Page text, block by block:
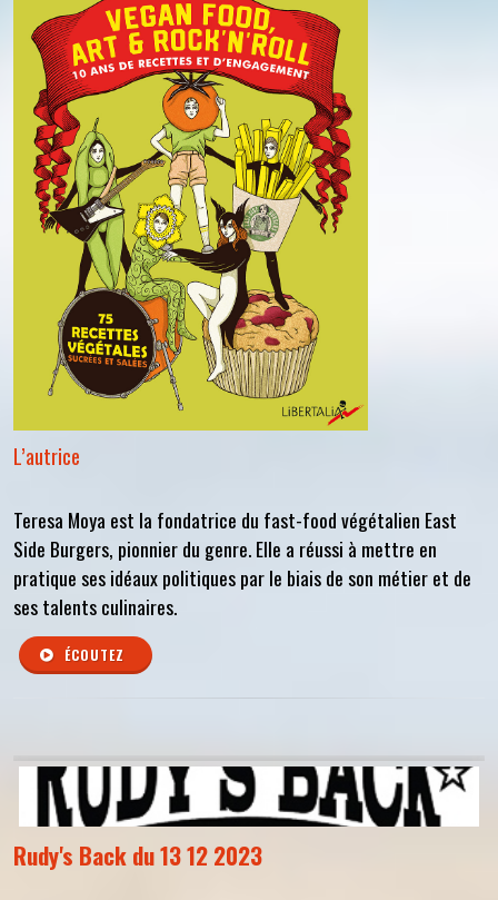
L’autrice
Teresa Moya est la fondatrice du fast-food végétalien East
Side Burgers, pionnier du genre. Elle a réussi à mettre en
pratique ses idéaux politiques par le biais de son métier et de
ses talents culinaires.
ÉCOUTEZ
Rudy's Back du 13 12 2023